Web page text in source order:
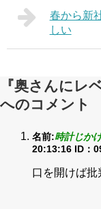
春から新
しい
『奥さんにレ
へのコメント
名前:時計じか
20:13:16 ID：
口を開けば批